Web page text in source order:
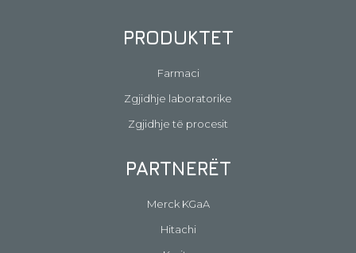
PRODUKTET
Farmaci
Zgjidhje laboratorike
Zgjidhje të procesit
PARTNERËT
Merck KGaA
Hitachi